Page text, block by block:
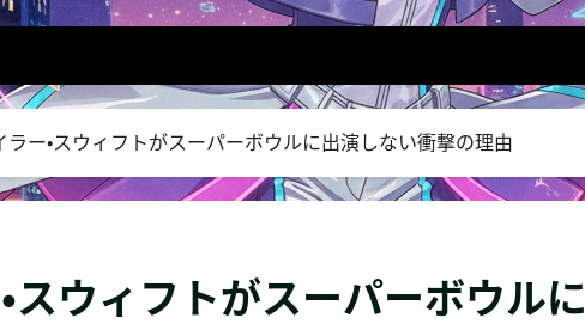
ラー・スウィフトがスーパーボウルに出演しない衝撃の理由
スウィフトがスーパーボウルに